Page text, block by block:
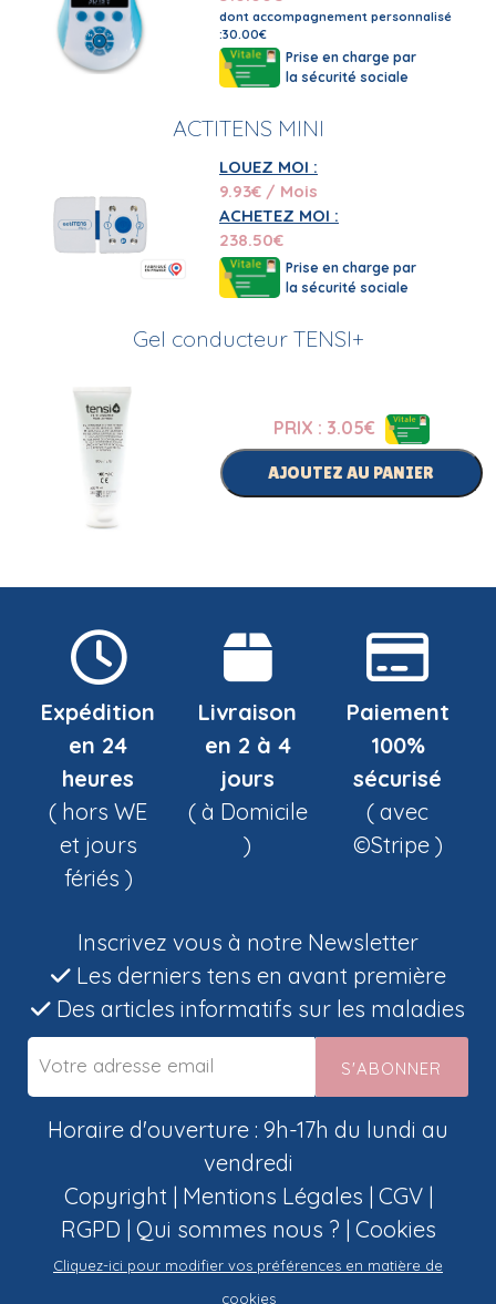
dont accompagnement personnalisé
:30.00€
Prise en charge par
la sécurité sociale
ACTITENS MINI
LOUEZ MOI :
9.93€ / Mois
ACHETEZ MOI :
238.50€
Prise en charge par
la sécurité sociale
Gel conducteur TENSI+
PRIX : 3.05€
AJOUTEZ AU PANIER
Expédition
en 24
heures
( hors WE
et jours
fériés )
Livraison
en 2 à 4
jours
( à Domicile
)
Paiement
100%
sécurisé
( avec
©Stripe )
Inscrivez vous à notre Newsletter
Les derniers tens en avant première
Des articles informatifs sur les maladies
S'ABONNER
Horaire d'ouverture : 9h-17h du lundi au
vendredi
Copyright | Mentions Légales | CGV|
RGPD | Qui sommes nous ? | Cookies
Cliquez-ici pour modifier vos préférences en matière de
cookies